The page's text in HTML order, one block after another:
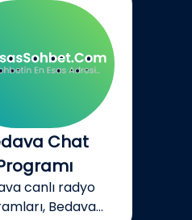
Chat
canlı radyo
Bedava...